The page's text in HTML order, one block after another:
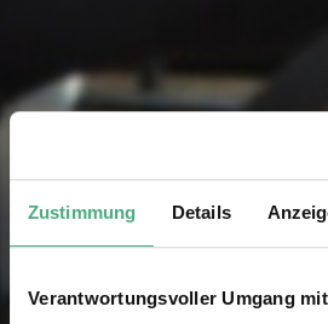
Zustimmung Details
Verantwortungsvoller Umgang